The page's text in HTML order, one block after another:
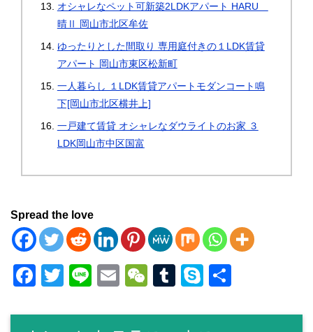
オシャレなペット可新築2LDKアパート HARU＿
晴Ⅱ 岡山市北区牟佐
ゆったりとした間取り 専用庭付きの１LDK賃貸
アパート 岡山市東区松新町
一人暮らし １LDK賃貸アパートモダンコート鳴
下[岡山市北区横井上]
一戸建て賃貸 オシャレなダウライトのお家 ３
LDK岡山市中区国富
Spread the love
F
c
T
tt
Li
e
E
ail
W
C
T
m
S
p